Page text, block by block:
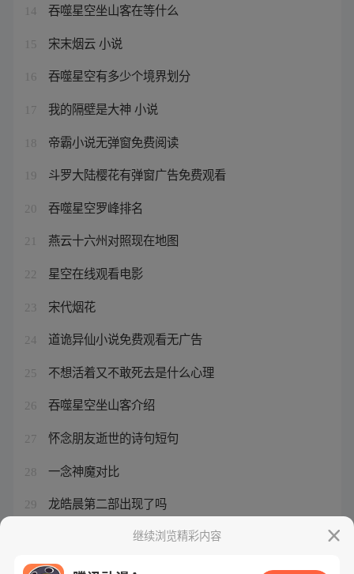
14 吞噬星空坐山客在等什么
15 宋末烟云 小说
16 吞噬星空有多少个境界划分
17 我的隔壁是大神 小说
18 帝霸小说无弹窗免费阅读
19 斗罗大陆樱花有弹窗广告免费观看
20 吞噬星空罗峰排名
21 燕云十六州对照现在地图
22 星空在线观看电影
23 宋代烟花
24 道诡异仙小说免费观看无广告
25 不想活着又不敢死去是什么心理
26 吞噬星空坐山客介绍
27 怀念朋友逝世的诗句短句
28 一念神魔对比
29 龙皓晨第二部出现了吗
雨落星辰是分手的意思吗继续浏览精彩内容